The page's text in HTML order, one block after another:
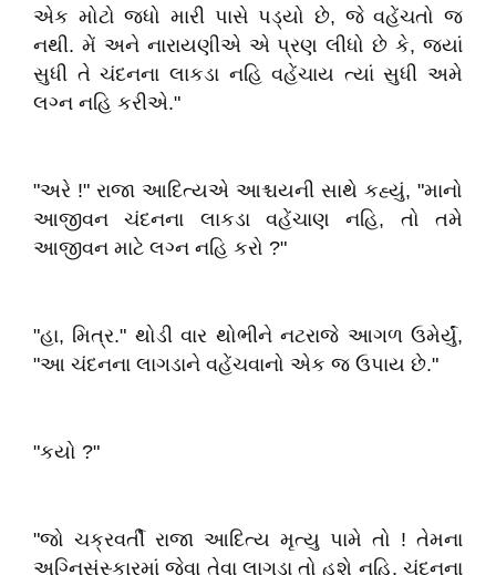
એક મોટો જધો મારી પાસે પડ્યો છે, જે વહેંચતો જ
નથી. મેં અને નારાયણીએ એ પ્રણ લીધો છે કે, જ્યાં
સુધી તે ચંદનના લાકડા નહિ વહેંચાય ત્યાં સુધી અમે
લગ્ન નહિ કરીએ."
"અરે !" રાજા આદિત્યએ આશ્ચયની સાથે કહ્યું, "માનો
આજીવન ચંદનના લાકડા વહેંચાણ નહિ, તો તમે
આજીવન માટે લગ્ન નહિ કરો ?"
"હા, મિત્ર." થોડી વાર થોભીને નટરાજે આગળ ઉમેર્યું,
"આ ચંદનના લાગડાને વહેંચવાનો એક જ ઉપાય છે."
"કયો ?"
"જો ચક્રવર્તી રાજા આદિત્ય મૃત્યુ પામે તો ! તેમના
અગ્નિસંસ્કારમાં જેવા તેવા લાગડા તો હશે નહિ, ચંદનના